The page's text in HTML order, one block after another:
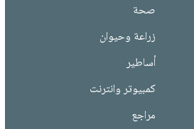
صحة
زراعة وحيوان
أساطير
كمبيوتر وانترنت
مراجع